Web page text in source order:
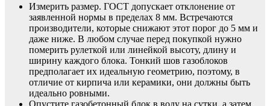
Измерить размер. ГОСТ допускает отклонение от
заявленной нормы в пределах 8 мм. Встречаются
производители, которые снижают этот порог до 5 мм и
даже ниже. В любом случае перед покупкой нужно
померить рулеткой или линейкой высоту, длину и
ширину каждого блока. Тонкий шов газоблоков
предполагает их идеальную геометрию, поэтому, в
отличие от кирпича или керамики, они должны быть
идеально ровными.
Опустите газобетонный блок в воду на сутки, а затем